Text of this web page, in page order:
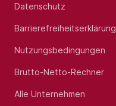
Datenschutz
Barrierefreiheitserklärung
Nutzungsbedingungen
Brutto-Netto-Rechner
Alle Unternehmen